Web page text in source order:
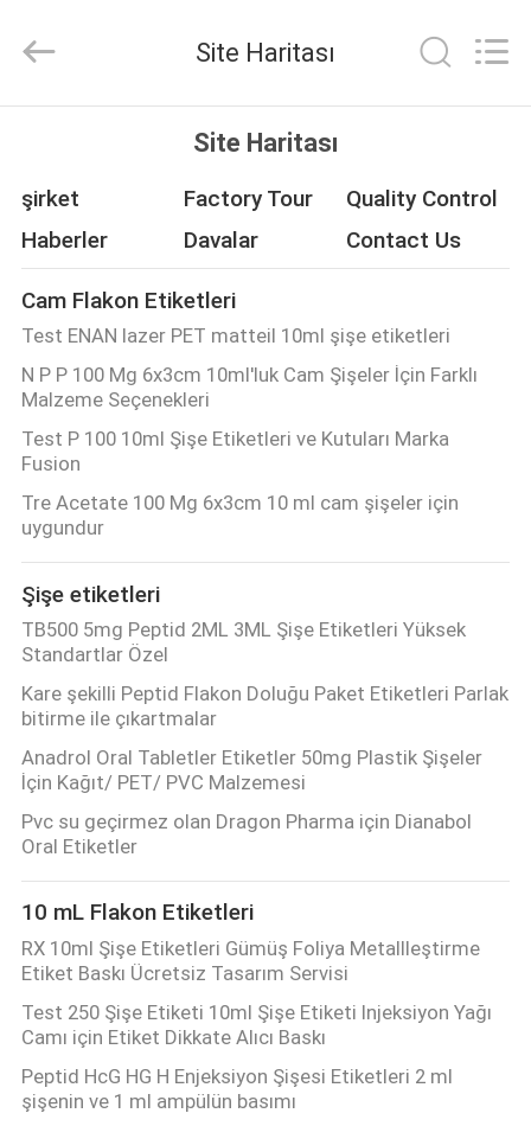
ÜRÜN:%
HAKKIMIZDA
FABRIKA
TURU
KALITE
KONTROL
BIZIMLE
ILETIŞIME
GEÇIN
HABERLER
VAKALAR
SITE
HARITASI
PRIVACY
POLICY
Reserved.
Site Haritası
Site Haritası
şirket Factory Tour
Quality Control
Haberler
Davalar Contact Us
Cam Flakon Etiketleri
Test ENAN lazer PET matteil 10ml şişe etiketleri
N P P 100 Mg 6x3cm 10ml'luk Cam Şişeler İçin Farklı
Malzeme Seçenekleri
Test P 100 10ml Şişe Etiketleri ve Kutuları Marka
Fusion
Tre Acetate 100 Mg 6x3cm 10 ml cam şişeler için
uygundur
Şişe etiketleri
TB500 5mg Peptid 2ML 3ML Şişe Etiketleri Yüksek
Standartlar Özel
Kare şekilli Peptid Flakon Doluğu Paket Etiketleri Parlak
bitirme ile çıkartmalar
Anadrol Oral Tabletler Etiketler 50mg Plastik Şişeler
İçin Kağıt/ PET/ PVC Malzemesi
Pvc su geçirmez olan Dragon Pharma için Dianabol
Oral Etiketler
10 mL Flakon Etiketleri
RX 10ml Şişe Etiketleri Gümüş Foliya Metallleştirme
Etiket Baskı Ücretsiz Tasarım Servisi
Test 250 Şişe Etiketi 10ml Şişe Etiketi Injeksiyon Yağı
Camı için Etiket Dikkate Alıcı Baskı
Peptid HcG HG H Enjeksiyon Şişesi Etiketleri 2 ml
şişenin ve 1 ml ampülün basımı